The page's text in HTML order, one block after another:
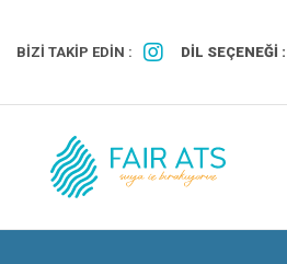
BİZİ TAKİP EDİN : DİL SEÇENEĞİ :